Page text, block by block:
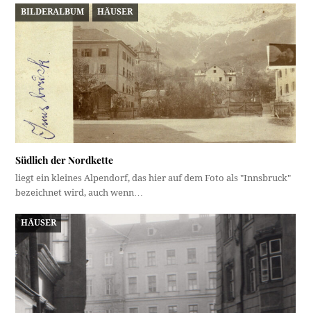
BILDERALBUM HÄUSER
Südlich der Nordkette
liegt ein kleines Alpendorf, das hier auf dem Foto als "Innsbruck"
bezeichnet wird, auch wenn…
HÄUSER